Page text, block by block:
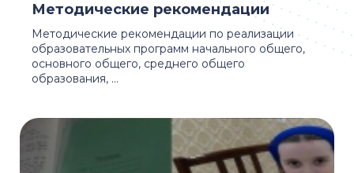
Методические рекомендации по реализации
образовательных программ начального общего,
основного общего, среднего общего
образования, ...
Методические рекомендации